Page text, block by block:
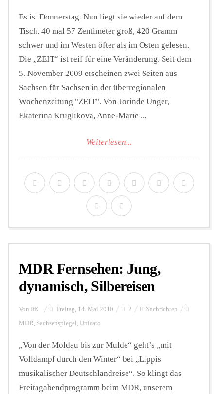
Es ist Donnerstag. Nun liegt sie wieder auf dem
Tisch. 40 mal 57 Zentimeter groß, 420 Gramm
schwer und im Westen öfter als im Osten gelesen.
Die „ZEIT“ ist reif für eine Veränderung. Seit dem
5. November 2009 erscheinen zwei Seiten aus
Sachsen für Sachsen in der überregionalen
Wochenzeitung "ZEIT". Von Jorinde Unger,
Ekaterina Kruglikova, Anne-Marie ...
Weiterlesen...
MDR Fernsehen: Jung,
dynamisch, Silbereisen
Von IfK Freitag, 14. Mai 2010 2 Nachrichten
MDR, Sachsenspiegel , Unicato
„Von der Moldau bis zur Mulde“ geht’s „mit
Volldampf durch den Winter“ bei „Lippis
musikalischer Deutschlandreise“. So klingt das
Freitagabendprogramm beim MDR, unserem